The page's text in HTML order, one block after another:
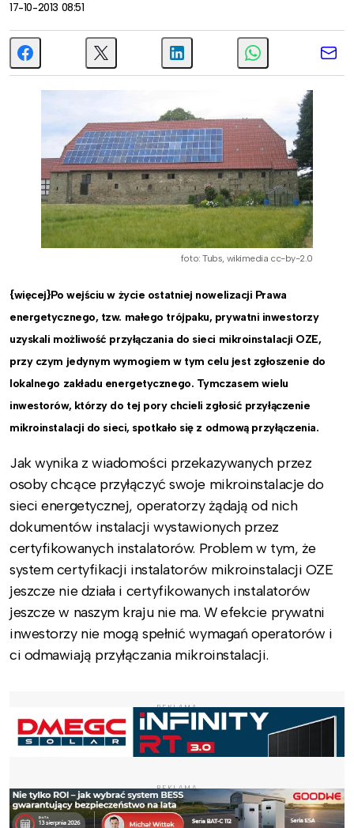
17-10-2013 08:51
foto: Tubs, wikimedia cc-by-2.0
{więcej}Po wejściu w życie ostatniej nowelizacji Prawa
energetycznego, tzw. małego trójpaku, prywatni inwestorzy
uzyskali możliwość przyłączania do sieci mikroinstalacji OZE,
przy czym jedynym wymogiem w tym celu jest zgłoszenie do
lokalnego zakładu energetycznego. Tymczasem wielu
inwestorów, którzy do tej pory chcieli zgłosić przyłączenie
mikroinstalacji do sieci, spotkało się z odmową przyłączenia.
Jak wynika z wiadomości przekazywanych przez
osoby chcące przyłączyć swoje mikroinstalacje do
sieci energetycznej, operatorzy żądają od nich
dokumentów instalacji wystawionych przez
certyfikowanych instalatorów. Problem w tym, że
system certyfikacji instalatorów mikroinstalacji OZE
jeszcze nie działa i certyfikowanych instalatorów
jeszcze w naszym kraju nie ma. W efekcie prywatni
inwestorzy nie mogą spełnić wymagań operatorów i
ci odmawiają przyłączania mikroinstalacji.
REKLAMA
REKLAMA